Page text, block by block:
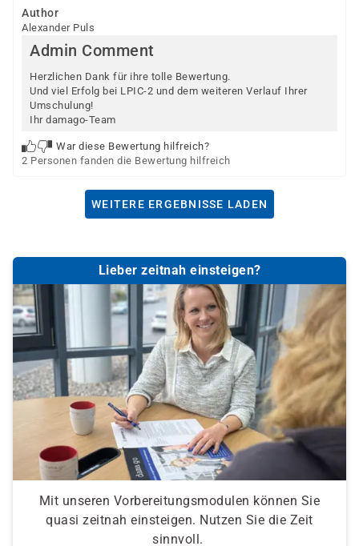
Author
Alexander Puls
Admin Comment
Herzlichen Dank für ihre tolle Bewertung.
Und viel Erfolg bei LPIC-2 und dem weiteren Verlauf Ihrer
Umschulung!
Ihr damago-Team
War diese Bewertung hilfreich?
2 Personen fanden die Bewertung hilfreich
WEITERE ERGEBNISSE LADEN
Lieber zeitnah einsteigen?
Mit unseren Vorbereitungsmodulen können Sie
quasi zeitnah einsteigen. Nutzen Sie die Zeit
sinnvoll.